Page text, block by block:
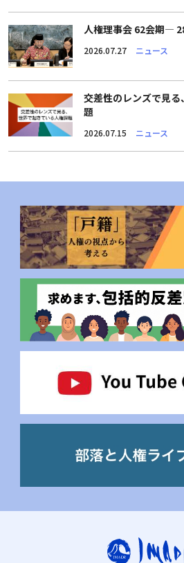
人権理事会 62会期―
2026.07.27 ニュース
交差性のレンズで見
題
2026.07.15 ニュース